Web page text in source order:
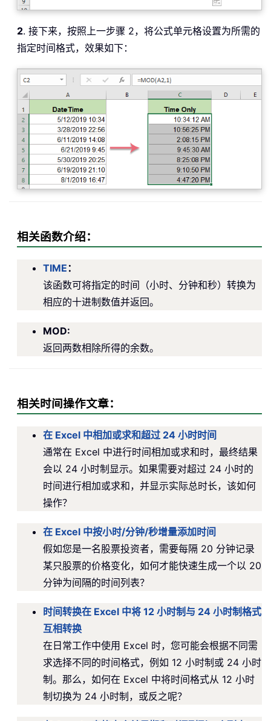
2. 接下来，按照上一步骤 2，将公式单元格设置为所需的
指定时间格式，效果如下：
相关函数介绍：
TIME：
该函数可将指定的时间（小时、分钟和秒）转换为
相应的十进制数值并返回。
MOD:
返回两数相除所得的余数。
相关时间操作文章：
在 Excel 中相加或求和超过 24 小时时间
通常在 Excel 中进行时间相加或求和时，最终结果
会以 24 小时制显示。如果需要对超过 24 小时的
时间进行相加或求和，并显示实际总时长，该如何
操作？
在 Excel 中按小时/分钟/秒增量添加时间
假如您是一名股票投资者，需要每隔 20 分钟记录
某只股票的价格变化，如何才能快速生成一个以 20
分钟为间隔的时间列表？
时间转换在 Excel 中将 12 小时制与 24 小时制格式
互相转换
在日常工作中使用 Excel 时，您可能会根据不同需
求选择不同的时间格式，例如 12 小时制或 24 小时
制。那么，如何在 Excel 中将时间格式从 12 小时
制切换为 24 小时制，或反之呢？